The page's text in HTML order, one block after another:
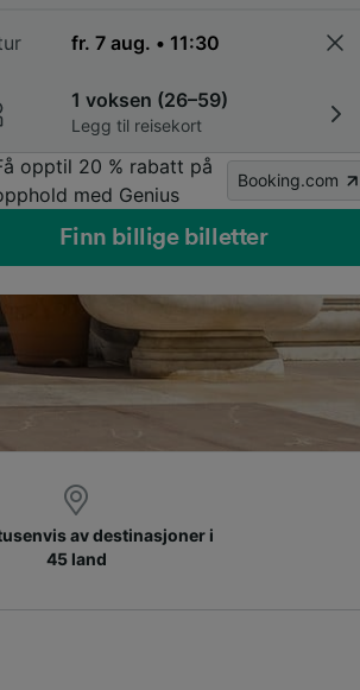
1 voksen (26–59)
Legg til reisekort
opptil 20 % rabatt på
med Genius
Booking.com
Finn billige billetter
av destinasjoner i
45 land